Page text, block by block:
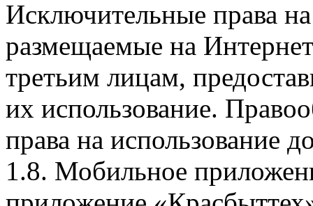
Исключительные права
размещаемые на
третьим лицам,
их использование.
права на использование
1.8. Мобильное